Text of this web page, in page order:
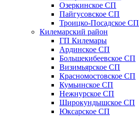
Озеркинское СП
Пайгусовское СП
Троицко-Посадское СП
Килемарский район
ГП Килемары
Ардинское СП
Большекибеевское СП
Визимьярское СП
Красномостовское СП
Кумьинское СП
Нежнурское СП
Широкундышское СП
Юксарское СП